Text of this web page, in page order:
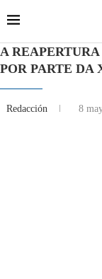
A
POR PARTE DA
Redacción 8